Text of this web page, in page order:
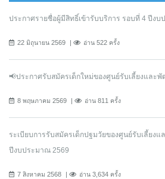
ประกาศรายชื่อผู้มีสิทธิ์เข้ารับบริการ รอบที่ 4 ปีงบ
22 มิถุนายน 2569 อ่าน 522 ครั้ง
📢ประกาศรับสมัครเด็กใหม่ของศูนย์รับเลี้ยงและ
8 พฤษภาคม 2569 อ่าน 811 ครั้ง
ระเบียบการรับสมัครเด็กปฐมวัยของศูนย์รับเลี้ยง
ปีงบประมาณ 2569
7 สิงหาคม 2568 อ่าน 3,634 ครั้ง